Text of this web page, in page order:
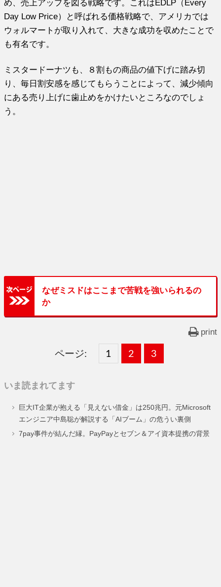
め、売上アップを図る戦略です。これはEDLP（Every
Day Low Price）と呼ばれる価格戦略で、アメリカでは
ウォルマートが取り入れて、大きな成功を収めたことで
も有名です。
ミスタードーナツも、８割もの商品の値下げに踏み切
り、毎日割安感を感じてもらうことによって、減少傾向
にある売り上げに歯止めをかけたいところなのでしょ
う。
なぜミスドはここまで苦戦を強いられるの
か
print
ページ:
固
ー
ジ
1 ,
固
ー
ジ
2 ,
固
ー
ジ
3
いま読まれてます
巨大IT企業が抱える「見えない借金」は250兆円。元Microsoft
エンジニア中島聡が解説する「AIブーム」の危うい裏側
7pay事件が結んだ縁。PayPayとセブン＆アイ資本提携の背景